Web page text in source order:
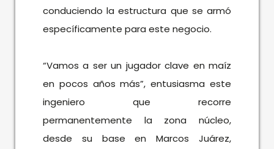
conduciendo la estructura que se armó
específicamente para este negocio.
“Vamos a ser un jugador clave en maíz
en pocos años más”, entusiasma este
ingeniero que recorre
permanentemente la zona núcleo,
desde su base en Marcos Juárez,